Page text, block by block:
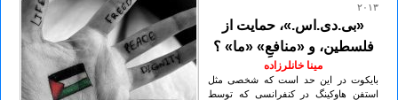
۲۰۱۳
«بی.دی.اس.»، حمایت از
فلسطین، و «منافعِ» «ما» ؟
مینا خانلرزاده
بایکوت در این حد است که شخصی مثل
استفن هاوکینگ در کنفرانسی که توسط